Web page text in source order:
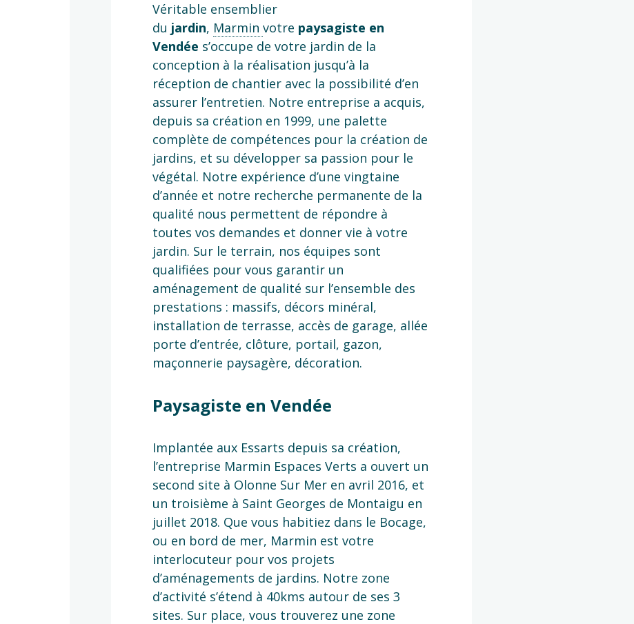
Véritable ensemblier
du jardin, Marminvotre paysagiste en
Vendée s’occupe de votre jardin de la
conception à la réalisation jusqu’à la
réception de chantier avec la possibilité d’en
assurer l’entretien. Notre entreprise a acquis,
depuis sa création en 1999, une palette
complète de compétences pour la création de
jardins, et su développer sa passion pour le
végétal. Notre expérience d’une vingtaine
d’année et notre recherche permanente de la
qualité nous permettent de répondre à
toutes vos demandes et donner vie à votre
jardin. Sur le terrain, nos équipes sont
qualifiées pour vous garantir un
aménagement de qualité sur l’ensemble des
prestations : massifs, décors minéral,
installation de terrasse, accès de garage, allée
porte d’entrée, clôture, portail, gazon,
maçonnerie paysagère, décoration.
Paysagiste en Vendée
Implantée aux Essarts depuis sa création,
l’entreprise Marmin Espaces Verts a ouvert un
second site à Olonne Sur Mer en avril 2016, et
un troisième à Saint Georges de Montaigu en
juillet 2018. Que vous habitiez dans le Bocage,
ou en bord de mer, Marmin est votre
interlocuteur pour vos projets
d’aménagements de jardins. Notre zone
d’activité s’étend à 40kms autour de ses 3
sites. Sur place, vous trouverez une zone